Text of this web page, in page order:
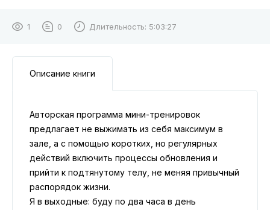
1 0 Длительность: 5:03:27
Описание книги
Авторская программа мини-тренировок
предлагает не выжимать из себя максимум в
зале, а с помощью коротких, но регулярных
действий включить процессы обновления и
прийти к подтянутому телу, не меняя привычный
распорядок жизни.
Я в выходные: буду по два часа в день